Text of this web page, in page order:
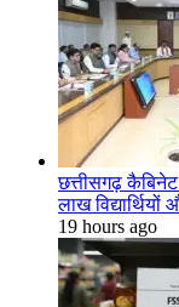
छत्तीसगढ़
लाख
19 hours ago